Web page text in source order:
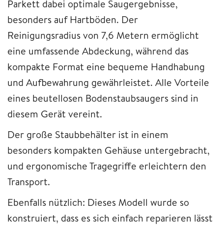
Parkett dabei optimale Saugergebnisse,
besonders auf Hartböden. Der
Reinigungsradius von 7,6 Metern ermöglicht
eine umfassende Abdeckung, während das
kompakte Format eine bequeme Handhabung
und Aufbewahrung gewährleistet. Alle Vorteile
eines beutellosen Bodenstaubsaugers sind in
diesem Gerät vereint.
Der große Staubbehälter ist in einem
besonders kompakten Gehäuse untergebracht,
und ergonomische Tragegriffe erleichtern den
Transport.
Ebenfalls nützlich: Dieses Modell wurde so
konstruiert, dass es sich einfach reparieren lässt